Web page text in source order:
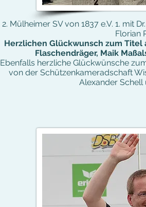
2. Mülheimer SV von 1837 e.V. 1. mit
Florian
Herzlichen Glückwunsch zum Titel
Flaschendräger, Maik
Ebenfalls herzliche Glückwünsche
von der Schützenkameradschaft
Alexander Schell